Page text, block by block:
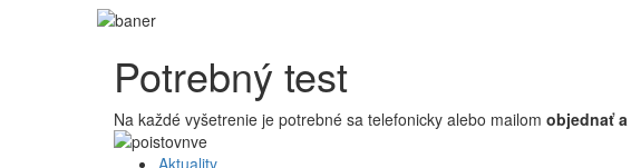
Potrebný test
Na každé vyšetrenie je potrebné sa telefonicky alebo mailom objednať a